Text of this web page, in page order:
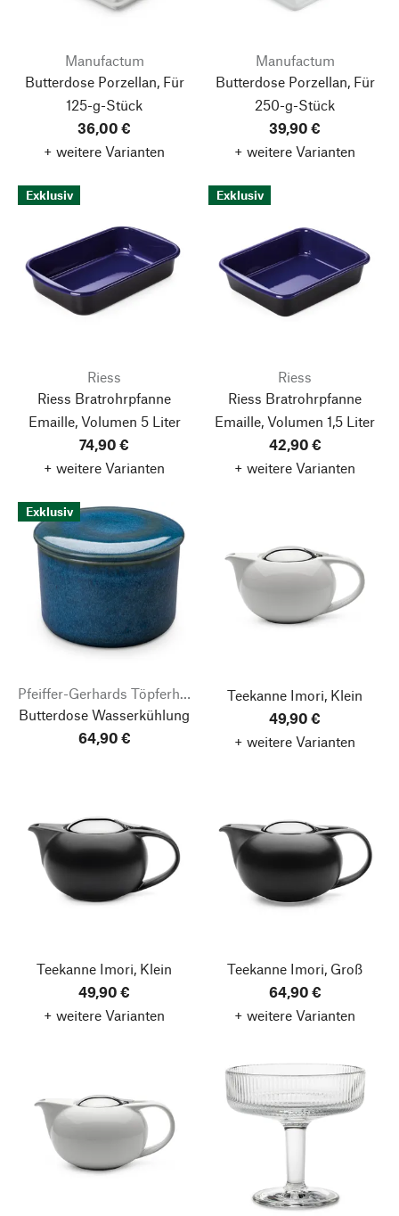
Manufactum
Butterdose Porzellan, Für
125-g-Stück
36,00 €
+ weitere Varianten
Manufactum
Butterdose Porzellan, Für
250-g-Stück
39,90 €
+ weitere Varianten
Exklusiv
Riess
Riess Bratrohrpfanne
Emaille, Volumen 5 Liter
74,90 €
+ weitere Varianten
Exklusiv
Riess
Riess Bratrohrpfanne
Emaille, Volumen 1,5 Liter
42,90 €
+ weitere Varianten
Exklusiv
Pfeiffer-Gerhards Töpferhof
Butterdose Wasserkühlung
64,90 €
Teekanne Imori, Klein
49,90 €
+ weitere Varianten
Teekanne Imori, Klein
49,90 €
+ weitere Varianten
Teekanne Imori, Groß
64,90 €
+ weitere Varianten